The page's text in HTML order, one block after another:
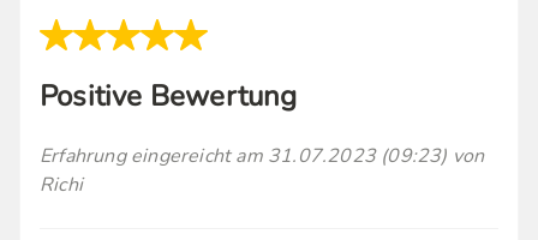
Positive Bewertung
Erfahrung eingereicht am 31.07.2023 (09:23) von
Richi